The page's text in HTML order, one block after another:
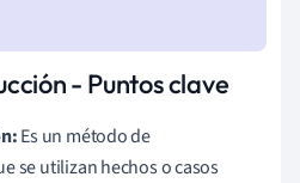
- Puntos clave
Es un método de
se utilizan hechos o casos